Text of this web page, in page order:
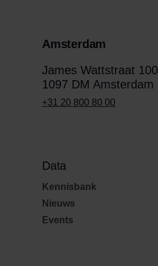
Amsterdam
James Wattstraat 100
1097 DM Amsterdam
+31 20 800 80 00
Data
Kennisbank
Nieuws
Events